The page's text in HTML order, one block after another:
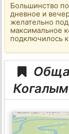
Большинство
дневное и
желательно
максимальное
подключилось
Когалым